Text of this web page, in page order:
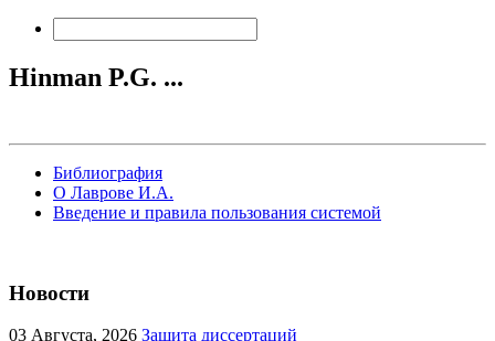
Hinman P.G. ...
Библиография
О Лаврове И.А.
Введение и правила пользования системой
Новости
03 Августа, 2026 Защита диссертаций